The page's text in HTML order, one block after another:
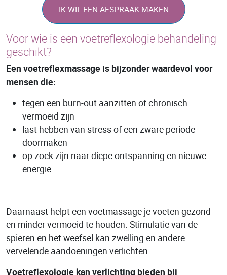
IK WIL EEN AFSPRAAK MAKEN
Voor wie is een voetreflexologie behandeling
geschikt?
Een voetreflexmassage is bijzonder waardevol voor
mensen die:
tegen een burn-out aanzitten of chronisch
vermoeid zijn
last hebben van stress of een zware periode
doormaken
op zoek zijn naar diepe ontspanning en nieuwe
energie
Daarnaast helpt een voetmassage je voeten gezond
en minder vermoeid te houden. Stimulatie van de
spieren en het weefsel kan zwelling en andere
vervelende aandoeningen verlichten.
Voetreflexologie kan verlichting bieden bij